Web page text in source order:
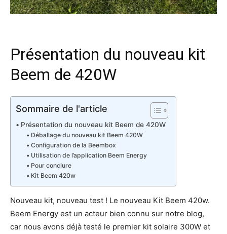
Présentation du nouveau kit
Beem de 420W
Sommaire de l'article
Présentation du nouveau kit Beem de 420W
Déballage du nouveau kit Beem 420W
Configuration de la Beembox
Utilisation de l’application Beem Energy
Pour conclure
Kit Beem 420w
Nouveau kit, nouveau test ! Le nouveau Kit Beem 420w.
Beem Energy est un acteur bien connu sur notre blog,
car nous avons déjà testé le premier kit solaire 300W et